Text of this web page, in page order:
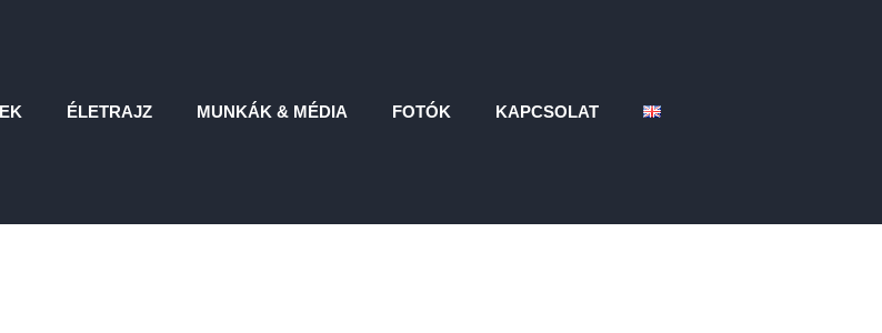
ÉLETRAJZ MUNKÁK & MÉDIA FOTÓK KAPCSOLAT